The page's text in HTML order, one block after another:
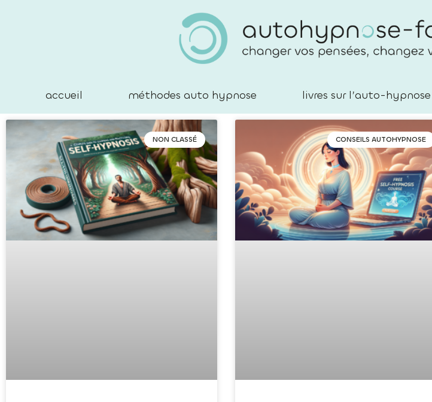
accueil méthodes auto hypnose livres sur l’auto-hypnose
NON CLASSÉ CONSEILS AUTOHYPNOSE